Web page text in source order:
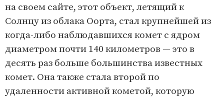
на своем сайте, этот объект, летящий к
Солнцу из облака Оорта, стал крупнейшей из
когда-либо наблюдавшихся комет с ядром
диаметром почти 140 километров — это в
десять раз больше большинства известных
комет. Она также стала второй по
удаленности активной кометой, которую